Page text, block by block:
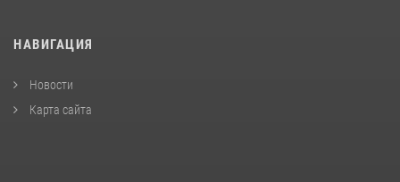
НАВИГАЦИЯ
Новости
Карта сайта